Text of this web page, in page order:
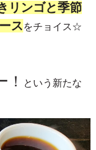
リンゴと季節
ス をチョイス☆
という新たな